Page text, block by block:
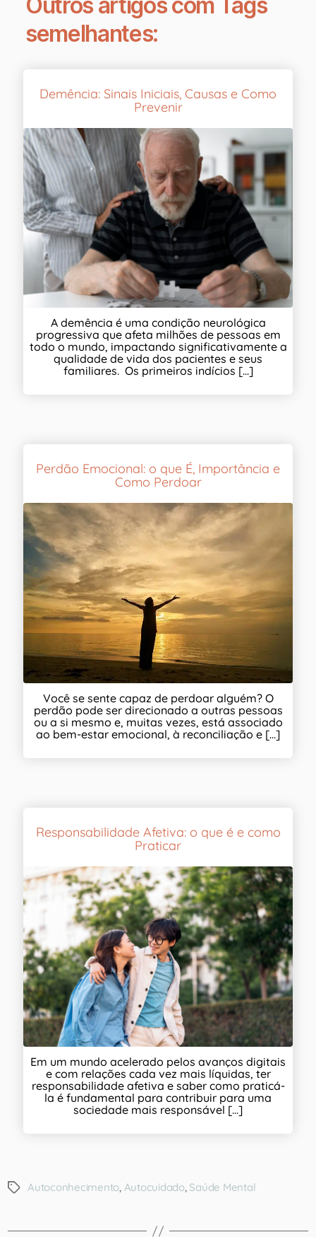
semelhantes:
Demência: Sinais Iniciais, Causas e Como
Prevenir
A demência é uma condição neurológica
progressiva que afeta milhões de pessoas em
todo o mundo, impactando significativamente a
qualidade de vida dos pacientes e seus
familiares. Os primeiros indícios [...]
Perdão Emocional: o que É, Importância e
Como Perdoar
Você se sente capaz de perdoar alguém? O
perdão pode ser direcionado a outras pessoas
ou a si mesmo e, muitas vezes, está associado
ao bem-estar emocional, à reconciliação e [...]
Responsabilidade Afetiva: o que é e como
Praticar
Em um mundo acelerado pelos avanços digitais
e com relações cada vez mais líquidas, ter
responsabilidade afetiva e saber como praticá-
la é fundamental para contribuir para uma
sociedade mais responsável [...]
Autoconhecimento, Autocuidado, Saúde Mental